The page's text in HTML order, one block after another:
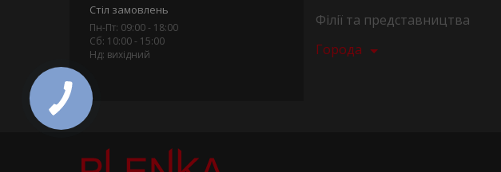
Стіл замовлень
Пн-Пт: 09:00 - 18:00
Сб: 10:00 - 15:00
Нд: вихідний
Філії та представництва
Города